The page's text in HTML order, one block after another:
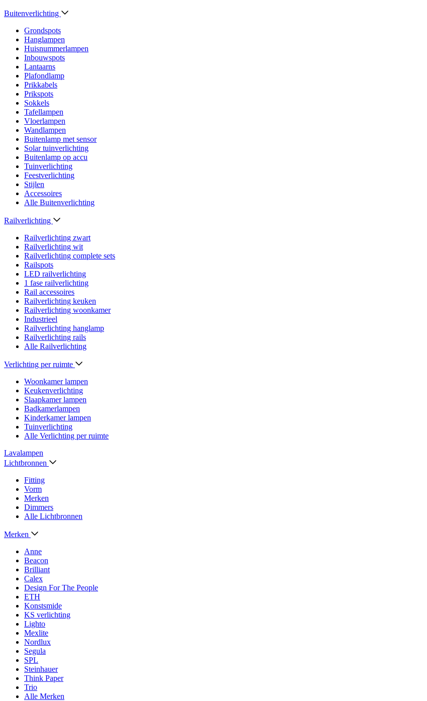
Buitenverlichting
Grondspots
Hanglampen
Huisnummerlampen
Inbouwspots
Lantaarns
Plafondlamp
Prikkabels
Prikspots
Sokkels
Tafellampen
Vloerlampen
Wandlampen
Buitenlamp met sensor
Solar tuinverlichting
Buitenlamp op accu
Tuinverlichting
Feestverlichting
Stijlen
Accessoires
Alle Buitenverlichting
Railverlichting
Railverlichting zwart
Railverlichting wit
Railverlichting complete sets
Railspots
LED railverlichting
1 fase railverlichting
Rail accessoires
Railverlichting keuken
Railverlichting woonkamer
Industrieel
Railverlichting hanglamp
Railverlichting rails
Alle Railverlichting
Verlichting per ruimte
Woonkamer lampen
Keukenverlichting
Slaapkamer lampen
Badkamerlampen
Kinderkamer lampen
Tuinverlichting
Alle Verlichting per ruimte
Lavalampen
Lichtbronnen
Fitting
Vorm
Merken
Dimmers
Alle Lichtbronnen
Merken
Anne
Beacon
Brilliant
Calex
Design For The People
ETH
Konstsmide
KS verlichting
Lighto
Mexlite
Nordlux
Segula
SPL
Steinhauer
Think Paper
Trio
Alle Merken